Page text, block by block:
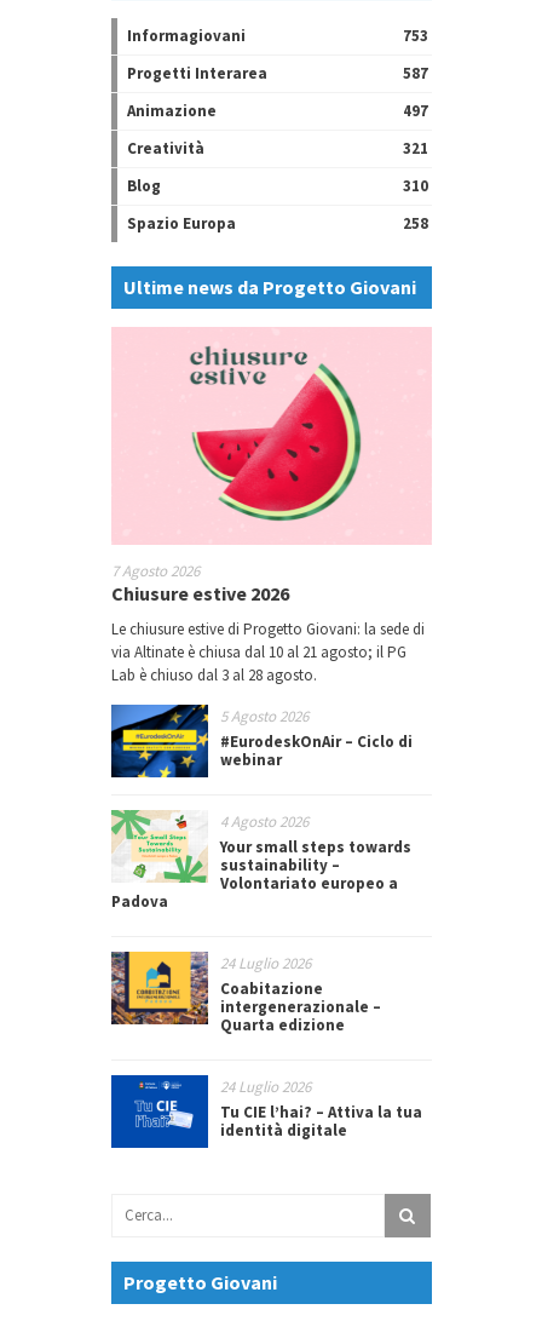
Informagiovani
753
Progetti Interarea
587
Animazione
497
Creatività
321
Blog
310
Spazio Europa
258
Ultime news da Progetto Giovani
7 Agosto 2026
Chiusure estive 2026
Le chiusure estive di Progetto Giovani: la sede di
via Altinate è chiusa dal 10 al 21 agosto; il PG
Lab è chiuso dal 3 al 28 agosto.
5 Agosto 2026
#EurodeskOnAir – Ciclo di
webinar
4 Agosto 2026
Your small steps towards
sustainability –
Volontariato europeo a
Padova
24 Luglio 2026
Coabitazione
intergenerazionale –
Quarta edizione
24 Luglio 2026
Tu CIE l’hai? – Attiva la tua
identità digitale
Progetto Giovani